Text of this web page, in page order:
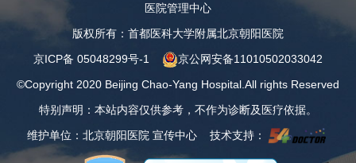
医院管理中心
版权所有：首都医科大学附属北京朝阳医院
京ICP备 05048299号-1
京公网安备11010502033042
©Copyright 2020 Beijing Chao-Yang Hospital.All rights Reserved
特别声明：本站内容仅供参考，不作为诊断及医疗依据。
维护单位：北京朝阳医院 宣传中心 技术支持：